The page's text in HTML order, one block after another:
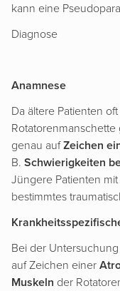
kann eine
Diagnose
Anamnese
Da ältere Patienten
genau aufZeichen
B. Schwierigkeiten
Jüngere Patienten
bestimmtes
Bei der
auf Zeichen einer
Muskeln der